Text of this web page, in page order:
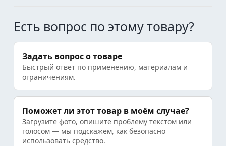
Есть вопрос по этому товару?
Задать вопрос о товаре
Быстрый ответ по применению, материалам и
ограничениям.
Поможет ли этот товар в моём случае?
Загрузите фото, опишите проблему текстом или
голосом — мы подскажем, как безопасно
использовать средство.